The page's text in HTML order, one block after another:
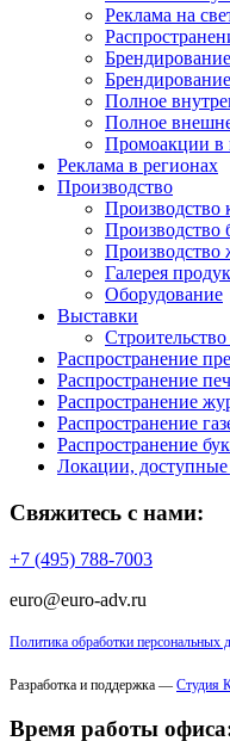
Реклама на
Полное
Полное
Промоакции в
Реклама в регионах
Производство
Производство
Производство
Галерея
Оборудование
Выставки
Распространение
Распространение
Распространение
Распространение
Распространение
Локации, доступные
Свяжитесь с нами:
+7 (495) 788-7003
euro@euro-adv.ru
Политика обработки персональных
Разработка и поддержка — Студия
Время работы